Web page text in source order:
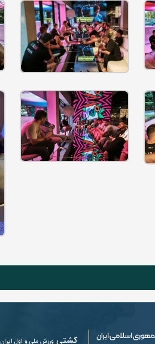
کشتی ورزش ملی و اول ایران